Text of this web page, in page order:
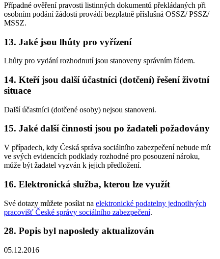
Případné ověření pravosti listinných dokumentů překládaných při
osobním podání žádosti provádí bezplatně příslušná OSSZ/ PSSZ/
MSSZ.
13. Jaké jsou lhůty pro vyřízení
Lhůty pro vydání rozhodnutí jsou stanoveny správním řádem.
14. Kteří jsou další účastníci (dotčení) řešení životní
situace
Další účastníci (dotčené osoby) nejsou stanoveni.
15. Jaké další činnosti jsou po žadateli požadovány
V případech, kdy Česká správa sociálního zabezpečení nebude mít
ve svých evidencích podklady rozhodné pro posouzení nároku,
může být žadatel vyzván k jejich předložení.
16. Elektronická služba, kterou lze využít
Své dotazy můžete posílat na elektronické podatelny jednotlivých
pracovišť České správy sociálního zabezpečení.
28. Popis byl naposledy aktualizován
05.12.2016